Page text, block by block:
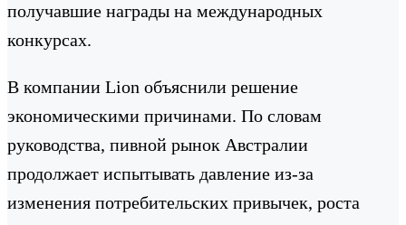
получавшие награды на международных
конкурсах.
В компании Lion объяснили решение
экономическими причинами. По словам
руководства, пивной рынок Австралии
продолжает испытывать давление из-за
изменения потребительских привычек, роста